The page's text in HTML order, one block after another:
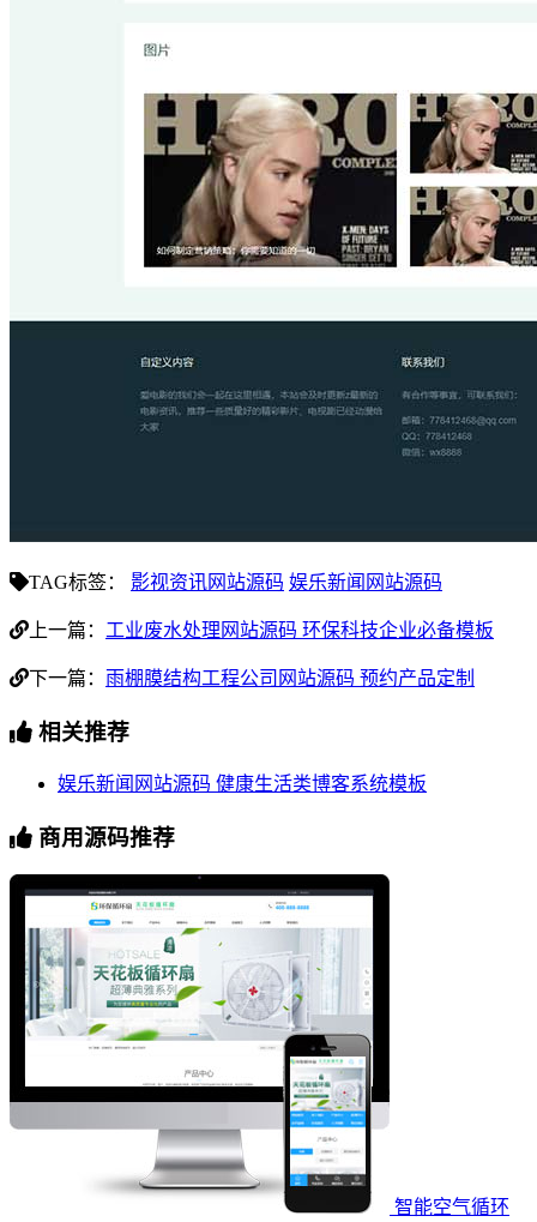
TAG标签： 影视资讯网站源码 娱乐新闻网站源码
上一篇： 工业废水处理网站源码 环保科技企业必备模板
下一篇： 雨棚膜结构工程公司网站源码 预约产品定制
相关推荐
娱乐新闻网站源码 健康生活类博客系统模板
商用源码推荐
智能空气循环